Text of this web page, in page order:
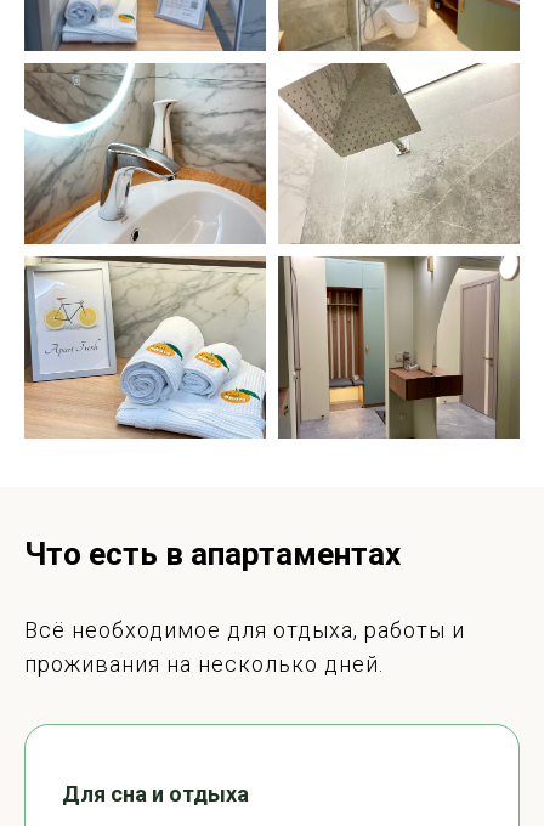
Что есть в апартаментах
Всё необходимое для отдыха, работы и
проживания на несколько дней.
Для сна и отдыха